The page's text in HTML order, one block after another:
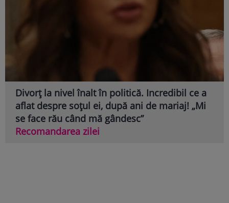
Divorț la nivel înalt în politică. Incredibil ce a
aflat despre soțul ei, după ani de mariaj! „Mi
se face rău când mă gândesc”
Recomandarea zilei